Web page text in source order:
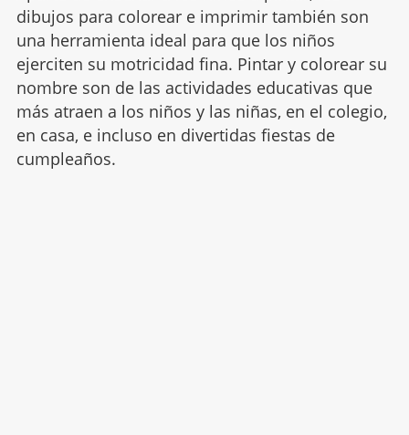
dibujos para colorear e imprimir también son
una herramienta ideal para que los niños
ejerciten su motricidad fina. Pintar y colorear su
nombre son de las actividades educativas que
más atraen a los niños y las niñas, en el colegio,
en casa, e incluso en divertidas fiestas de
cumpleaños.